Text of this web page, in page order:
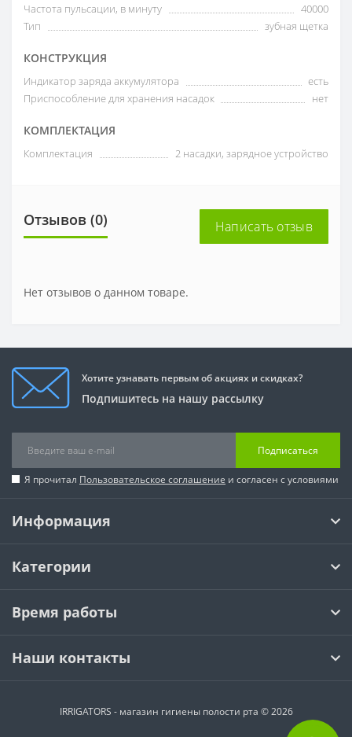
Частота пульсации, в минуту
40000
Тип
зубная щетка
КОНСТРУКЦИЯ
Индикатор заряда аккумулятора
есть
Приспособление для хранения насадок
нет
КОМПЛЕКТАЦИЯ
Комплектация 2 насадки, зарядное устройство
Отзывов (0) Написать отзыв
Нет отзывов о данном товаре.
Хотите узнавать первым об акциях и скидках?
Подпишитесь на нашу рассылку
Подписаться
Я прочитал Пользовательское соглашение и согласен с условиями
Информация
Категории
Время работы
Наши контакты
IRRIGATORS - магазин гигиены полости рта © 2026